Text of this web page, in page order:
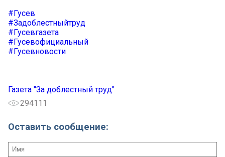
#Гусев
#Задоблестныйтруд
#Гусевгазета
#Гусевофициальный
#Гусевновости
Газета "За доблестный труд"
294111
Оставить сообщение: